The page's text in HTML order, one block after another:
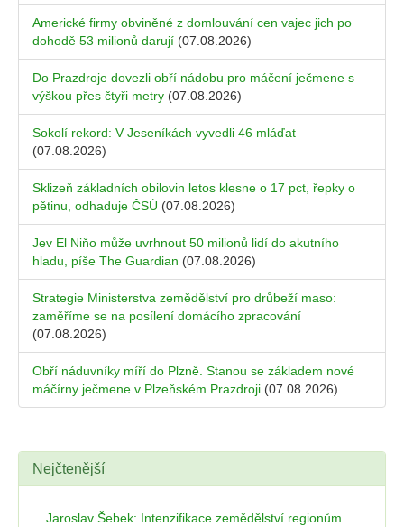
Americké firmy obviněné z domlouvání cen vajec jich po
dohodě 53 milionů darují (07.08.2026)
Do Prazdroje dovezli obří nádobu pro máčení ječmene s
výškou přes čtyři metry (07.08.2026)
Sokolí rekord: V Jeseníkách vyvedli 46 mláďat
(07.08.2026)
Sklizeň základních obilovin letos klesne o 17 pct, řepky o
pětinu, odhaduje ČSÚ (07.08.2026)
Jev El Niňo může uvrhnout 50 milionů lidí do akutního
hladu, píše The Guardian (07.08.2026)
Strategie Ministerstva zemědělství pro drůbeží maso:
zaměříme se na posílení domácího zpracování
(07.08.2026)
Obří náduvníky míří do Plzně. Stanou se základem nové
máčírny ječmene v Plzeňském Prazdroji (07.08.2026)
Nejčtenější
Jaroslav Šebek: Intenzifikace zemědělství regionům